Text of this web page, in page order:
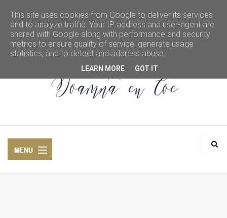
This site uses cookies from Google to deliver its services
and to analyze traffic. Your IP address and user-agent are
shared with Google along with performance and security
metrics to ensure quality of service, generate usage
statistics, and to detect and address abuse.
LEARN MORE GOT IT